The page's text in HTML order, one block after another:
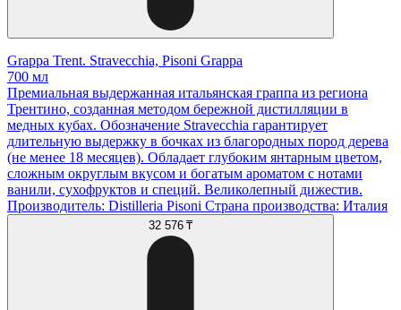
Grappa Trent. Stravecchia, Pisoni Grappa
700 мл
Премиальная выдержанная итальянская граппа из региона
Трентино, созданная методом бережной дистилляции в
медных кубах. Обозначение Stravecchia гарантирует
длительную выдержку в бочках из благородных пород дерева
(не менее 18 месяцев). Обладает глубоким янтарным цветом,
сложным округлым вкусом и богатым ароматом с нотами
ванили, сухофруктов и специй. Великолепный дижестив.
Производитель: Distilleria Pisoni Страна производства: Италия
32 576 ₸